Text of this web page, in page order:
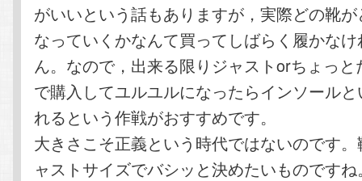
がいいという話もありますが，実際どの靴
なっていくかなんて買ってしばらく履かな
ん。なので，出来る限りジャストorちょっ
で購入してユルユルになったらインソール
れるという作戦がおすすめです。
大きさこそ正義という時代ではないのです
ャストサイズでバシッと決めたいものですね